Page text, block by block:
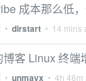
成本那么低
• dirstart • 14 mins
博客 Linux 终端
• unmayx • 4h 46m